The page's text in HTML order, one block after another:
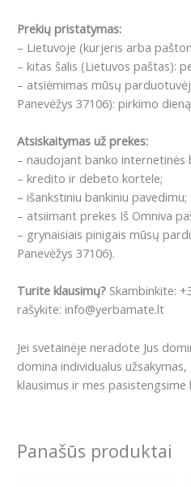
Prekių pristatymas:
– Lietuvoje (kurjeris arba
– kitas šalis (Lietuvos paštas):
– atsiėmimas mūsų
Panevėžys 37106): pirkimo
Atsiskaitymas už prekes:
– naudojant banko internetinės
– kredito ir debeto kortele;
– išankstiniu bankiniu pavedimu;
– atsiimant prekes Iš Omniva
– grynaisiais pinigais mūsų
Panevėžys 37106).
Turite klausimų? Skambinkite:
rašykite: info@yerbamate.lt
Jei svetainėje neradote Jus
domina individualus
klausimus ir mes
Panašūs produktai